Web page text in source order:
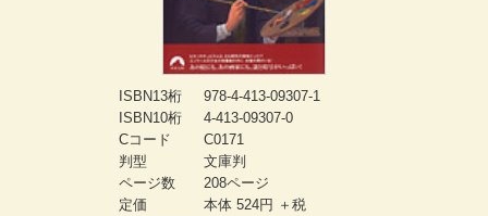
ISBN13桁
978-4-413-09307-1
ISBN10桁
4-413-09307-0
Cコード
C0171
判型
文庫判
ページ数
208ページ
定価
本体 524円 ＋税